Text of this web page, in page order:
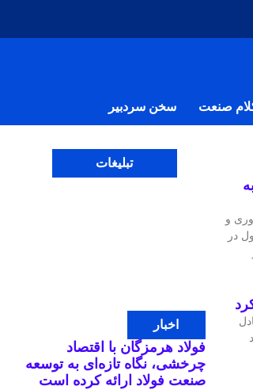
صنعت سخن سردبیر
و
در
معادل
تبلیغات
اخبار
فولاد هرمزگان با اقتصاد
چرخشی، نگاه تازه‌ای به توسعه
صنعت فولاد ارائه کرده است